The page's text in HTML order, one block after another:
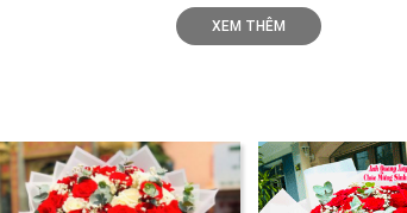
XEM THÊM